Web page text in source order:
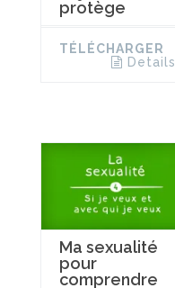
protège
TÉLÉCHARGER
Details
Ma sexualité
pour
comprendre